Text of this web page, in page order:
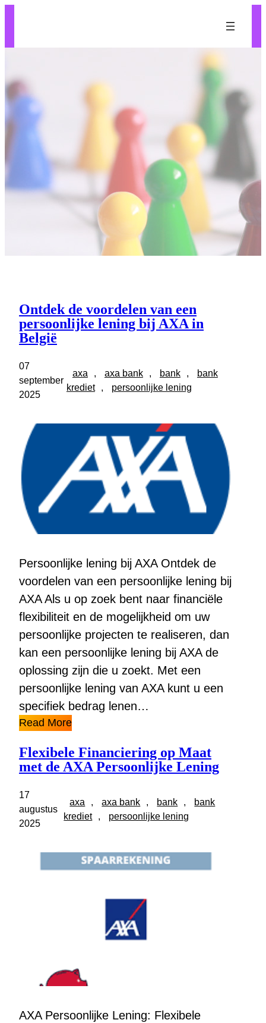
Ontdek de voordelen van een
persoonlijke lening bij AXA in
België
07
september
2025
axa , axa bank , bank ,
bank
krediet
, persoonlijke lening
Persoonlijke lening bij AXA Ontdek de
voordelen van een persoonlijke lening bij
AXA Als u op zoek bent naar financiële
flexibiliteit en de mogelijkheid om uw
persoonlijke projecten te realiseren, dan
kan een persoonlijke lening bij AXA de
oplossing zijn die u zoekt. Met een
persoonlijke lening van AXA kunt u een
specifiek bedrag lenen…
Read More
Flexibele Financiering op Maat
met de AXA Persoonlijke Lening
17
augustus
2025
axa , axa bank , bank ,
bank
krediet
, persoonlijke lening
AXA Persoonlijke Lening: Flexibele